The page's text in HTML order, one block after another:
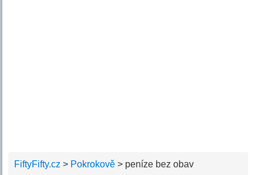
FiftyFifty.cz > Pokrokově > peníze bez obav